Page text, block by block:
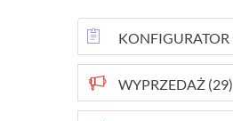
SIECI LAN, WLAN
AKCESORIA
KONFIGURATOR
WYPRZEDAŻ (29)